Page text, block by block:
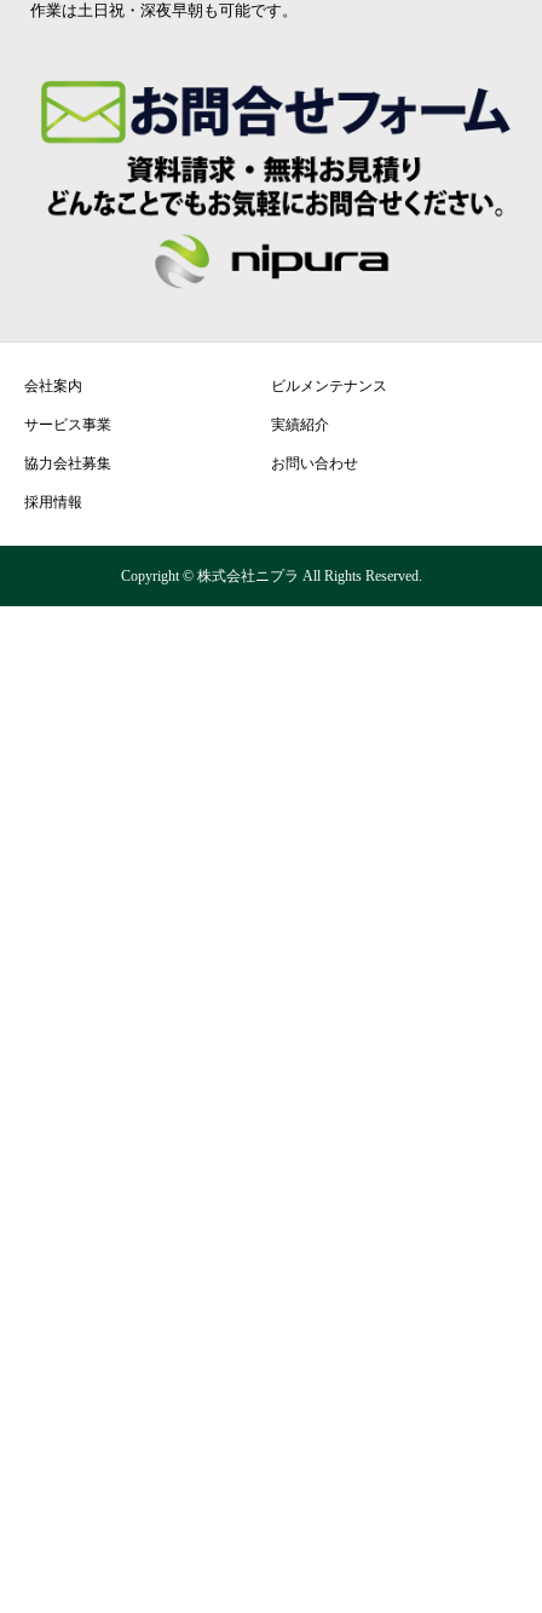
作業は土日祝・深夜早朝も可能です。
会社案内 ビルメンテナンス
サービス事業 実績紹介
協力会社募集 お問い合わせ
採用情報
Copyright © 株式会社ニプラ All Rights Reserved.